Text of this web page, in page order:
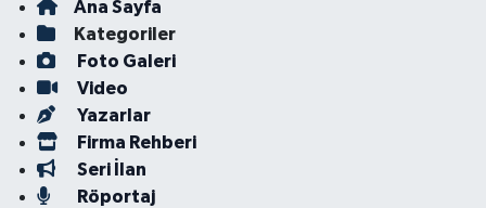
Ana Sayfa
Kategoriler
Foto Galeri
Video
Yazarlar
Firma Rehberi
Seri İlan
Röportaj